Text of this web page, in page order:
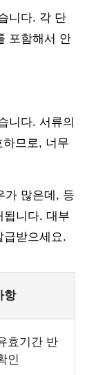
니다. 각 단
포함해서 안
니다. 서류의
므로, 너무
가 많은데, 등
됩니다. 대부
급받으세요.
항
효기간 반
인